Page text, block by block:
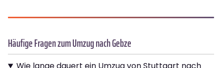
Häufige Fragen zum Umzug nach Gebze